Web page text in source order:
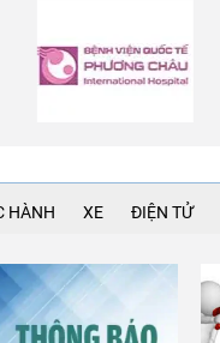
HÀNH XE ĐIỆN TỬ